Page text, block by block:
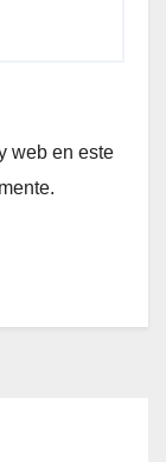
web en este